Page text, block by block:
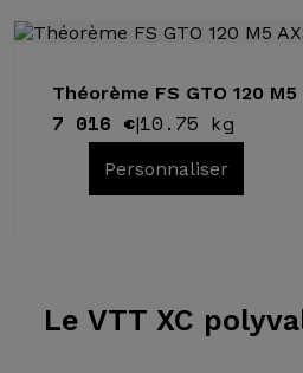
Théorème FS GTO 120 M5
7 016 €|10.75 kg
Personnaliser
Le VTTXC